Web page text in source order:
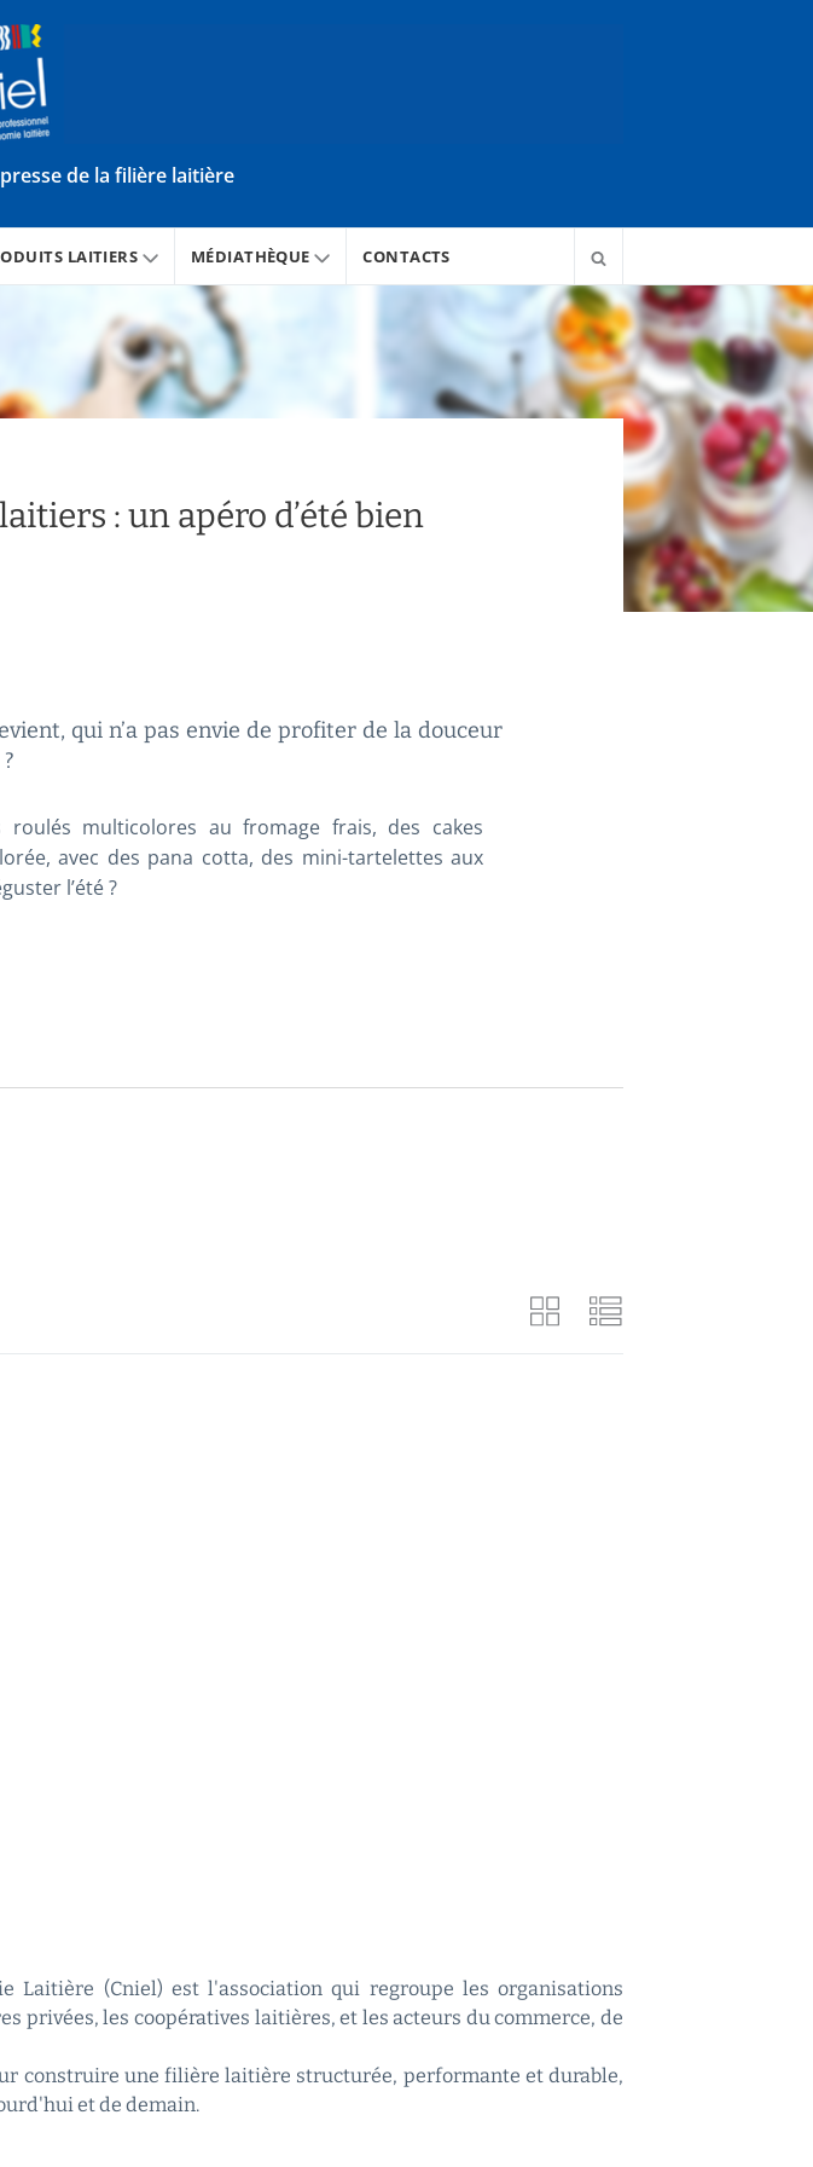
de la filière laitière
LAITIERS MÉDIATHÈQUE CONTACTS
: un apéro d’été bien
qui n’a pas envie de profiter de la douceur
multicolores au fromage frais, des cakes
avec des pana cotta, des mini-tartelettes aux
l’été ?
Laitière (Cniel) est l'association qui regroupe les organisations
privées, les coopératives laitières, et les acteurs du commerce, de
construire une filière laitière structurée, performante et durable,
et de demain.